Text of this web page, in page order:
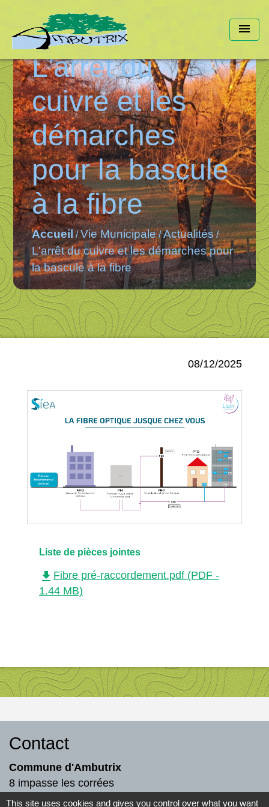
menu
L'arrêt du
cuivre et les
démarches
pour la bascule
à la fibre
Accueil /Vie Municipale/Actualités/
L'arrêt du cuivre et les démarches pour
la bascule à la fibre
08/12/2025
Liste de pièces jointes
file_download Fibre pré-raccordement.pdf (PDF -
1.44 MB)
Contact
Commune d'Ambutrix
8 impasse les corrées
01500 Ambutrix - FRANCE
This site uses cookies and gives you control over what you want